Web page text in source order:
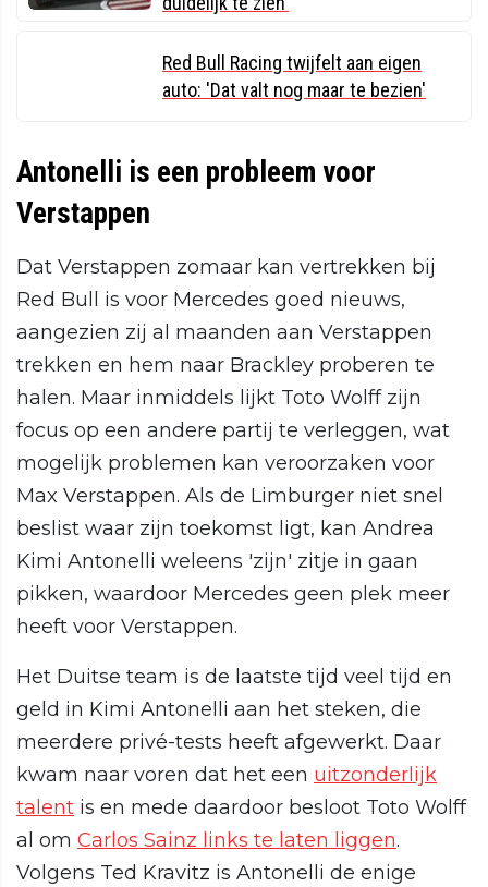
Red Bull Racing twijfelt aan eigen
auto: 'Dat valt nog maar te bezien'
Antonelli is een probleem voor
Verstappen
Dat Verstappen zomaar kan vertrekken bij
Red Bull is voor Mercedes goed nieuws,
aangezien zij al maanden aan Verstappen
trekken en hem naar Brackley proberen te
halen. Maar inmiddels lijkt Toto Wolff zijn
focus op een andere partij te verleggen, wat
mogelijk problemen kan veroorzaken voor
Max Verstappen. Als de Limburger niet snel
beslist waar zijn toekomst ligt, kan Andrea
Kimi Antonelli weleens 'zijn' zitje in gaan
pikken, waardoor Mercedes geen plek meer
heeft voor Verstappen.
Het Duitse team is de laatste tijd veel tijd en
geld in Kimi Antonelli aan het steken, die
meerdere privé-tests heeft afgewerkt. Daar
kwam naar voren dat het een uitzonderlijk
talent is en mede daardoor besloot Toto Wolff
al om Carlos Sainz links te laten liggen.
Volgens Ted Kravitz is Antonelli de enige